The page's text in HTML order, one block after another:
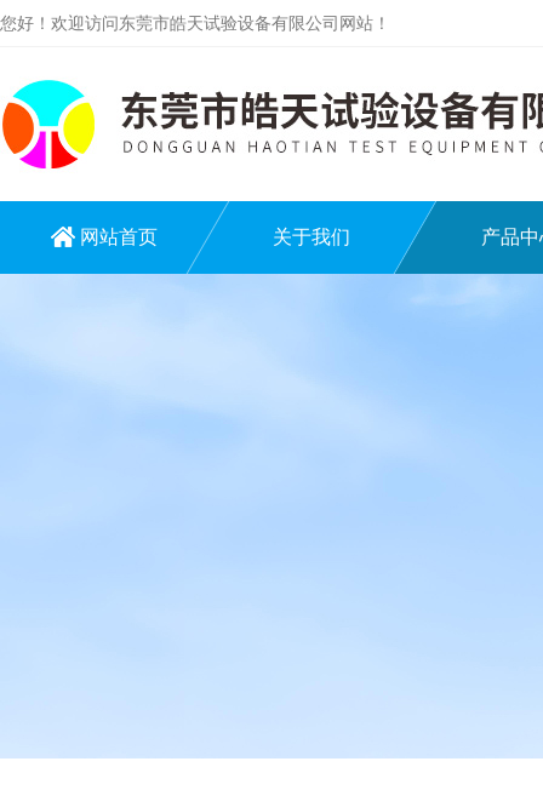
您好！欢迎访问东莞市皓天试验设备有限公司网站！
网站首页 关于我们 产品中